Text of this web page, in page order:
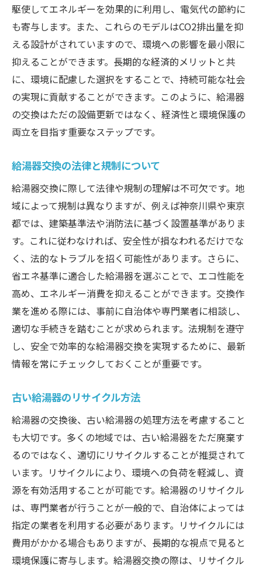
安全機能の動作確認と設定チェック
給湯器交換後のメンテナンスで快適な生活を維
持
定期メンテナンスの重要性と頻度
長持ちさせるための使用方法
故障予防のための日常点検項目
プロによるメンテナンスサービスの活用
トラブルシューティングの基本的な考え方
駆使してエネルギーを効果的に利用し、電気代の節約に
も寄与します。また、これらのモデルはCO2排出量を抑
える設計がされていますので、環境への影響を最小限に
抑えることができます。長期的な経済的メリットと共
に、環境に配慮した選択をすることで、持続可能な社会
の実現に貢献することができます。このように、給湯器
の交換はただの設備更新ではなく、経済性と環境保護の
両立を目指す重要なステップです。
給湯器交換の法律と規制について
給湯器交換に際して法律や規制の理解は不可欠です。地
域によって規制は異なりますが、例えば神奈川県や東京
都では、建築基準法や消防法に基づく設置基準がありま
す。これに従わなければ、安全性が損なわれるだけでな
く、法的なトラブルを招く可能性があります。さらに、
省エネ基準に適合した給湯器を選ぶことで、エコ性能を
高め、エネルギー消費を抑えることができます。交換作
業を進める際には、事前に自治体や専門業者に相談し、
適切な手続きを踏むことが求められます。法規制を遵守
し、安全で効率的な給湯器交換を実現するために、最新
情報を常にチェックしておくことが重要です。
古い給湯器のリサイクル方法
給湯器の交換後、古い給湯器の処理方法を考慮すること
も大切です。多くの地域では、古い給湯器をただ廃棄す
るのではなく、適切にリサイクルすることが推奨されて
います。リサイクルにより、環境への負荷を軽減し、資
源を有効活用することが可能です。給湯器のリサイクル
は、専門業者が行うことが一般的で、自治体によっては
指定の業者を利用する必要があります。リサイクルには
費用がかかる場合もありますが、長期的な視点で見ると
環境保護に寄与します。給湯器交換の際は、リサイクル